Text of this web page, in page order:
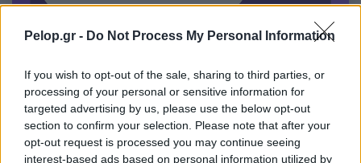
Pelop.gr - Do Not Process My Personal Information
If you wish to opt-out of the sale, sharing to third parties, or
processing of your personal or sensitive information for
targeted advertising by us, please use the below opt-out
section to confirm your selection. Please note that after your
opt-out request is processed you may continue seeing
interest-based ads based on personal information utilized by
Ακολουθήστε μας για όλες τιςειδήσειςστο Bing News
και το Google News